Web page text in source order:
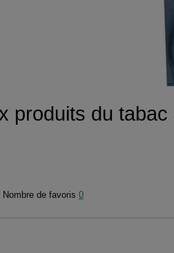
produits du
Nombre de favoris 0